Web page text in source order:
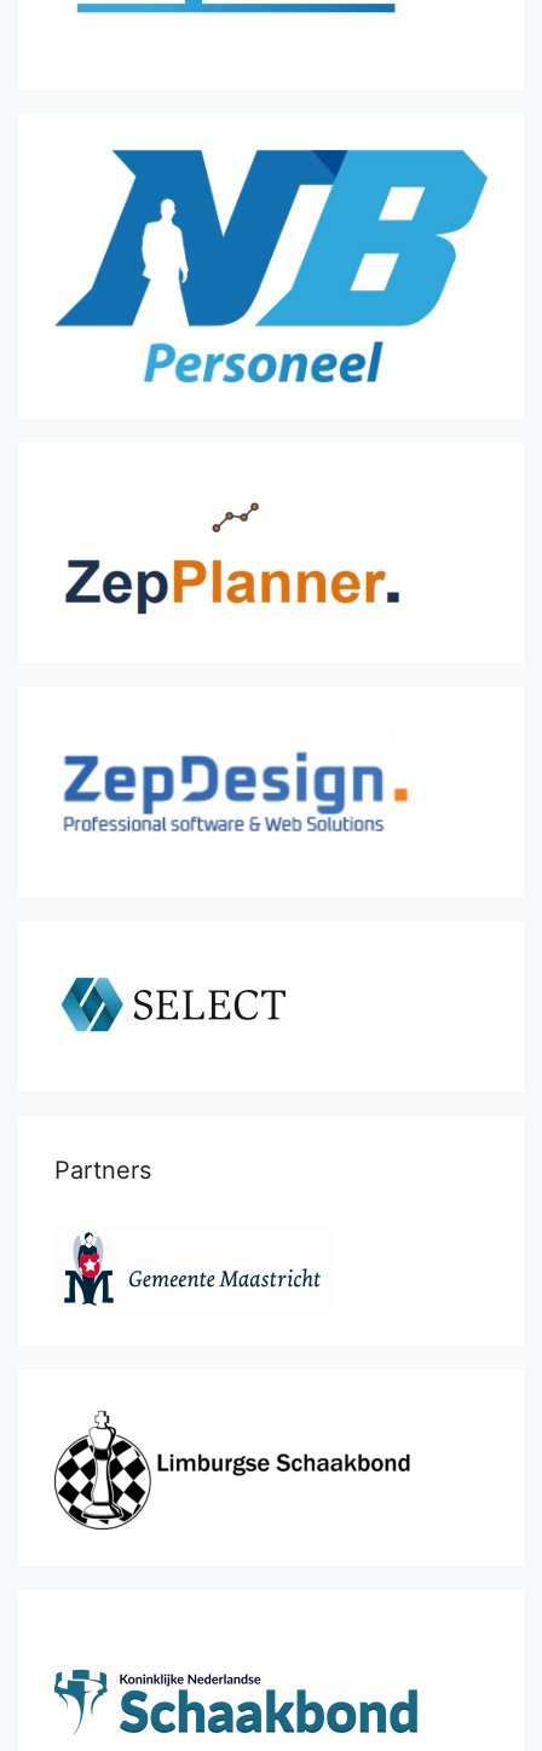
Partners